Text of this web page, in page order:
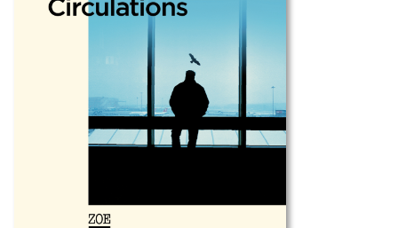
Médiation culturelle
Foreign rights
Mentions légales